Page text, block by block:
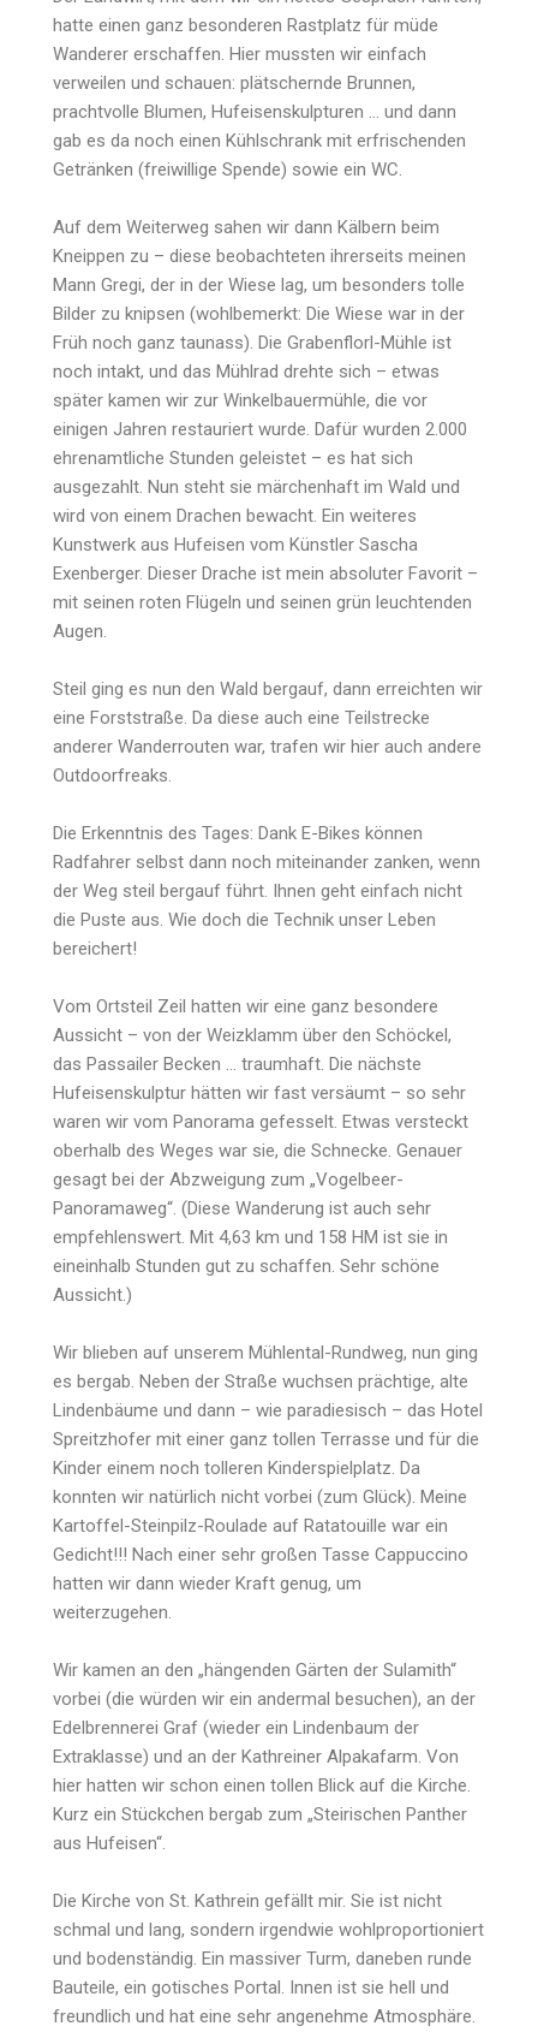
hatte einen ganz besonderen Rastplatz für müde
Wanderer erschaffen. Hier mussten wir einfach
verweilen und schauen: plätschernde Brunnen,
prachtvolle Blumen, Hufeisenskulpturen … und dann
gab es da noch einen Kühlschrank mit erfrischenden
Getränken (freiwillige Spende) sowie ein WC.
Auf dem Weiterweg sahen wir dann Kälbern beim
Kneippen zu – diese beobachteten ihrerseits meinen
Mann Gregi, der in der Wiese lag, um besonders tolle
Bilder zu knipsen (wohlbemerkt: Die Wiese war in der
Früh noch ganz taunass). Die Grabenflorl-Mühle ist
noch intakt, und das Mühlrad drehte sich – etwas
später kamen wir zur Winkelbauermühle, die vor
einigen Jahren restauriert wurde. Dafür wurden 2.000
ehrenamtliche Stunden geleistet – es hat sich
ausgezahlt. Nun steht sie märchenhaft im Wald und
wird von einem Drachen bewacht. Ein weiteres
Kunstwerk aus Hufeisen vom Künstler Sascha
Exenberger. Dieser Drache ist mein absoluter Favorit –
mit seinen roten Flügeln und seinen grün leuchtenden
Augen.
Steil ging es nun den Wald bergauf, dann erreichten wir
eine Forststraße. Da diese auch eine Teilstrecke
anderer Wanderrouten war, trafen wir hier auch andere
Outdoorfreaks.
Die Erkenntnis des Tages: Dank E-Bikes können
Radfahrer selbst dann noch miteinander zanken, wenn
der Weg steil bergauf führt. Ihnen geht einfach nicht
die Puste aus. Wie doch die Technik unser Leben
bereichert!
Vom Ortsteil Zeil hatten wir eine ganz besondere
Aussicht – von der Weizklamm über den Schöckel,
das Passailer Becken … traumhaft. Die nächste
Hufeisenskulptur hätten wir fast versäumt – so sehr
waren wir vom Panorama gefesselt. Etwas versteckt
oberhalb des Weges war sie, die Schnecke. Genauer
gesagt bei der Abzweigung zum „Vogelbeer-
Panoramaweg“. (Diese Wanderung ist auch sehr
empfehlenswert. Mit 4,63 km und 158 HM ist sie in
eineinhalb Stunden gut zu schaffen. Sehr schöne
Aussicht.)
Wir blieben auf unserem Mühlental-Rundweg, nun ging
es bergab. Neben der Straße wuchsen prächtige, alte
Lindenbäume und dann – wie paradiesisch – das Hotel
Spreitzhofer mit einer ganz tollen Terrasse und für die
Kinder einem noch tolleren Kinderspielplatz. Da
konnten wir natürlich nicht vorbei (zum Glück). Meine
Kartoffel-Steinpilz-Roulade auf Ratatouille war ein
Gedicht!!! Nach einer sehr großen Tasse Cappuccino
hatten wir dann wieder Kraft genug, um
weiterzugehen.
Wir kamen an den „hängenden Gärten der Sulamith“
vorbei (die würden wir ein andermal besuchen), an der
Edelbrennerei Graf (wieder ein Lindenbaum der
Extraklasse) und an der Kathreiner Alpakafarm. Von
hier hatten wir schon einen tollen Blick auf die Kirche.
Kurz ein Stückchen bergab zum „Steirischen Panther
aus Hufeisen“.
Die Kirche von St. Kathrein gefällt mir. Sie ist nicht
schmal und lang, sondern irgendwie wohlproportioniert
und bodenständig. Ein massiver Turm, daneben runde
Bauteile, ein gotisches Portal. Innen ist sie hell und
freundlich und hat eine sehr angenehme Atmosphäre.